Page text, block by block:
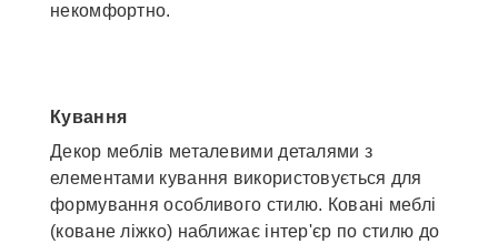
некомфортно.
Кування
Декор меблів металевими деталями з
елементами кування використовується для
формування особливого стилю. Ковані меблі
(коване ліжко) наближає інтер'єр по стилю до